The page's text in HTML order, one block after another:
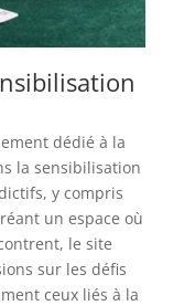
dédié à la
la sensibilisation
y compris
un espace où
le site
sur les défis
ceux liés à la